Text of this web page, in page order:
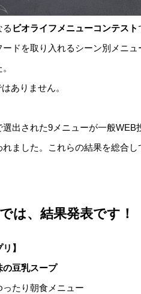
る ビオライフメニューコンテスト
ードを取り入れるシーン別メニ
ありません。
選出された9メニューが一般
れました。これらの結果を総合
は、結果発表です！
】
の豆乳スープ
ったり朝食メニュー